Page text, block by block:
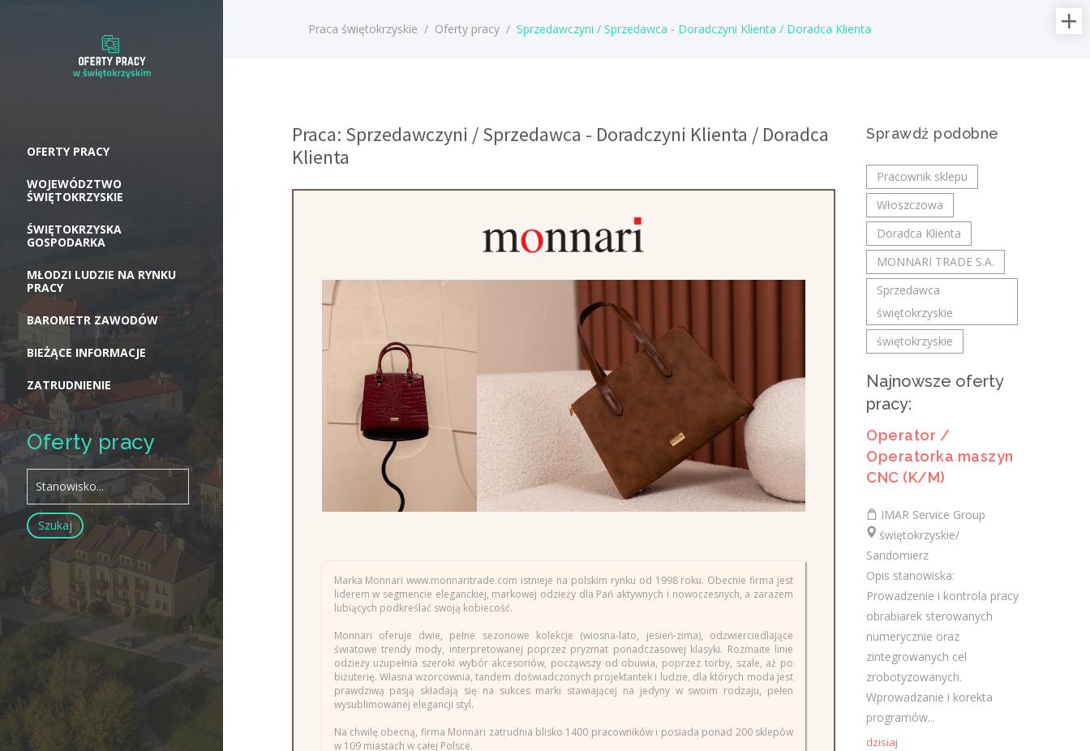
Najnowsze oferty pracy:
IMAR Service Group
Opis stanowiska: Prowadzenie i kontrola
pracy obrabiarek sterowanych
numerycznie oraz zintegrowanych cel
zrobotyzowanych. Wprowadzanie i korekta
programów...
Partner Biznesowy /
Partnerka Biznesowa –
agencja marketingu online
AGENCJAWIRTUALNA.PL
świętokrzyskie/
Zakres działania: rozwijanie własnej
działalności w branży marketingu
franczyzowy; pozyskiwanie klientów
biznesowych i...
Pracownik ogólnobudowlany (
k/m)
Saimir Dokle SAM-BUD
świętokrzyskie/ Sandomierz
- wykonywanie prac budowlanych tj.
kładzenie płytek, malowanie,
OFERTY PRACY
WOJEWÓDZTWO
ŚWIĘTOKRZYSKIE
ŚWIĘTOKRZYSKA
GOSPODARKA
MŁODZI LUDZIE NA RYNKU
PRACY
BAROMETR ZAWODÓW
BIEŻĄCE INFORMACJE
ZATRUDNIENIE
Oferty pracy
Praca świętokrzyskie / Oferty pracy/ Sprzedawczyni / Sprzedawca - Doradczyni Klienta / Doradca Klienta
Praca: Sprzedawczyni / Sprzedawca - Doradczyni Klienta / Doradca
Klienta
Marka Monnari www.monnaritrade.com istnieje na polskim rynku od 1998 roku. Obecnie firma jest
liderem w segmencie eleganckiej, markowej odzieży dla Pań aktywnych i nowoczesnych, a zarazem
lubiących podkreślać swoją kobiecość.
Monnari oferuje dwie, pełne sezonowe kolekcje (wiosna-lato, jesień-zima), odzwierciedlające
światowe trendy mody, interpretowanej poprzez pryzmat ponadczasowej klasyki. Rozmaite linie
odzieży uzupełnia szeroki wybór akcesoriów, począwszy od obuwia, poprzez torby, szale, aż po
biżuterię. Własna wzorcownia, tandem doświadczonych projektantek i ludzie, dla których moda jest
prawdziwą pasją składają się na sukces marki stawiającej na jedyny w swoim rodzaju, pełen
wysublimowanej elegancji styl.
Na chwilę obecną, firma Monnari zatrudnia blisko 1400 pracowników i posiada ponad 200 sklepów
w 109 miastach w całej Polsce.
Sprawdź podobne
Pracownik sklepu
Włoszczowa
Doradca Klienta
MONNARI TRADE S.A.
Sprzedawca
świętokrzyskie
świętokrzyskie
Najnowsze oferty
pracy:
Operator /
Operatorka maszyn
CNC (K/M)
IMAR Service Group
świętokrzyskie/
Sandomierz
Opis stanowiska:
Prowadzenie i kontrola pracy
obrabiarek sterowanych
numerycznie oraz
zintegrowanych cel
zrobotyzowanych.
Wprowadzanie i korekta
programów...
dzisiaj